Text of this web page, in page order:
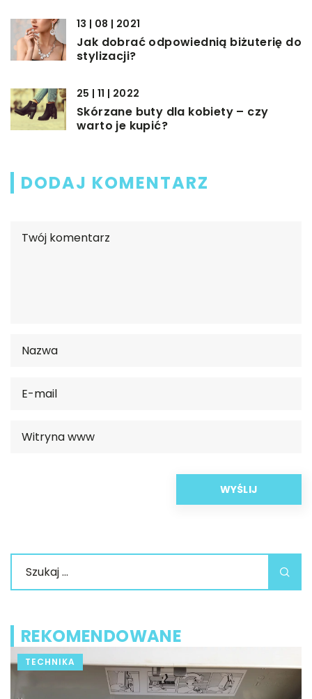
13 | 08 | 2021
Jak dobrać odpowiednią biżuterię do
stylizacji?
25 | 11 | 2022
Skórzane buty dla kobiety – czy
warto je kupić?
DODAJ KOMENTARZ
REKOMENDOWANE
TECHNIKA